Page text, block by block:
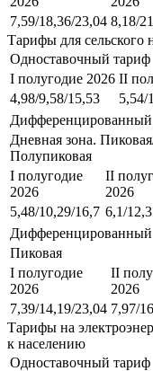
7,59/18,36/23,04 8,18/
Тарифы для сельского
Одноставочный тариф
I полугодие 2026 II
4,98/9,58/15,53
5,54/
Дневная зона.
Полупиковая
I полугодие
2026
II
2026
5,48/10,29/16,7 6,1/
Пиковая
I полугодие
2026
II
2026
7,39/14,19/23,04 7,97/
Тарифы на
к населению
Одноставочный тариф